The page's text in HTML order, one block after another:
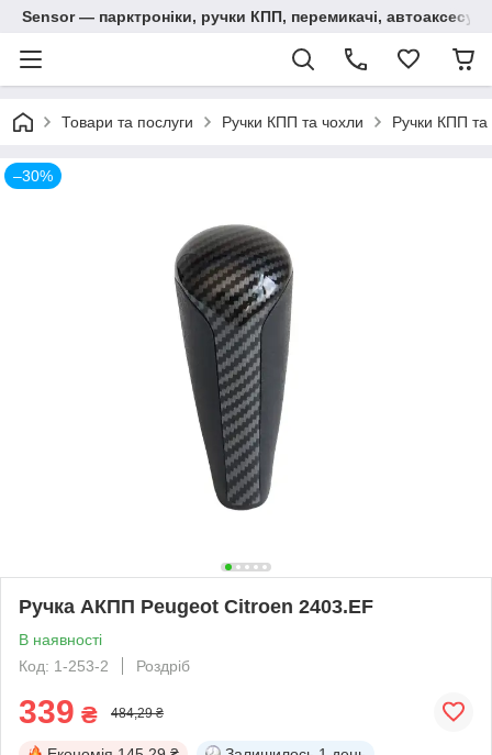
Sensor — парктроніки, ручки КПП, перемикачі,
Товари та послуги Ручки КПП та чохли Ручки КПП
–30%
Ручка АКПП Peugeot Citroen 2403.EF
В наявності
Код: 1-253-2
Роздріб
339 ₴ 484,29 ₴